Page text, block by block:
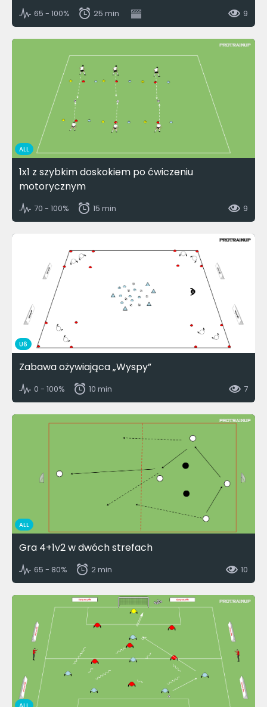
65 - 100% 25 min 9
ALL
1x1 z szybkim doskokiem po ćwiczeniu
motorycznym
70 - 100% 15 min 9
U6
Zabawa ożywiająca „Wyspy”
0 - 100% 10 min 7
ALL
Gra 4+1v2 w dwóch strefach
65 - 80% 2 min 10